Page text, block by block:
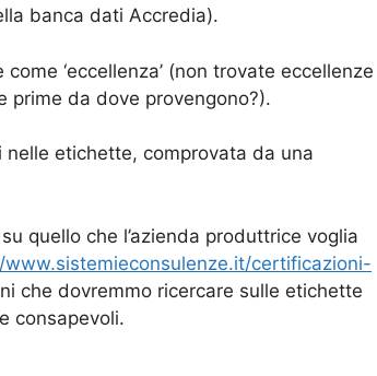
banca dati Accredia).
‘eccellenza’ (non trovate eccellenze
prime da dove provengono?).
nelle etichette, comprovata da una
quello che l’azienda produttrice voglia
certificazioni-
che dovremmo ricercare sulle etichette
consapevoli.